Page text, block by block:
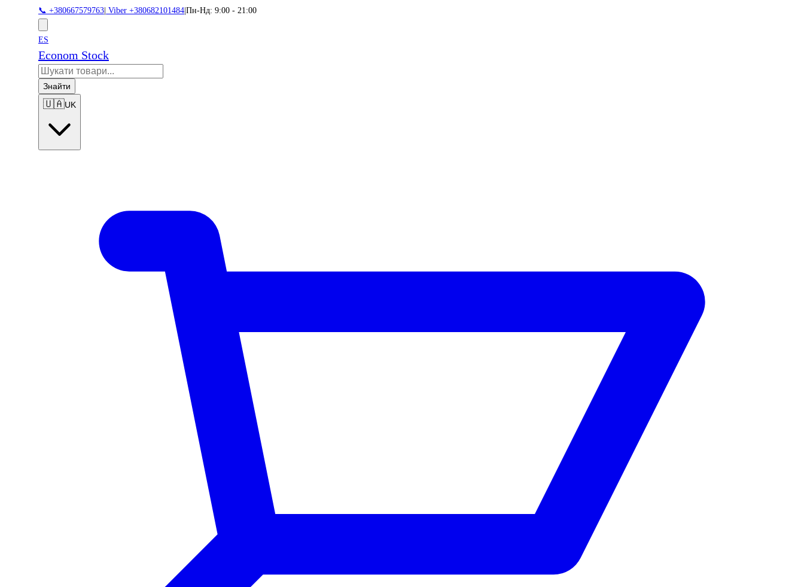
📞 +380667579763 Viber +380682101484 Пн-Нд: 9:00 - 21:00
ES
Econom Stock
Знайти
🇺🇦UK